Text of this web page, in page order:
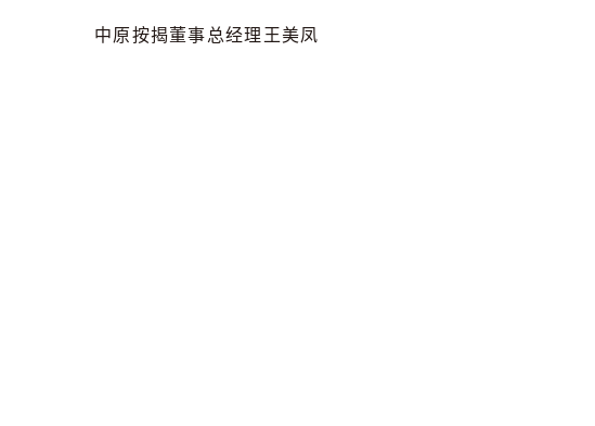
中原按揭董事总经理王美凤